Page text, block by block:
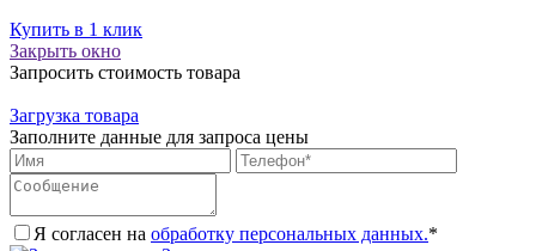
Купить в 1 клик
Закрыть окно
Запросить стоимость товара
Загрузка товара
Заполните данные для запроса цены
Я согласен на обработку персональных данных.*